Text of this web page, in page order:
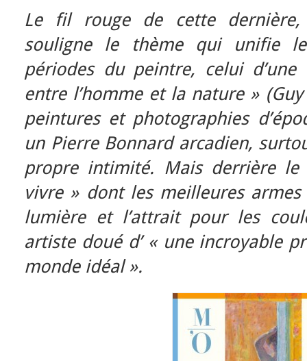
Le fil rouge de cette dernière,
souligne le thème qui unifie
périodes du peintre, celui d’une
entre l’homme et la nature »
peintures et photographies
un Pierre Bonnard arcadien,
propre intimité. Mais derrière
vivre » dont les meilleures
lumière et l’attrait pour les
artiste doué d’ « une incroyable
monde idéal ».